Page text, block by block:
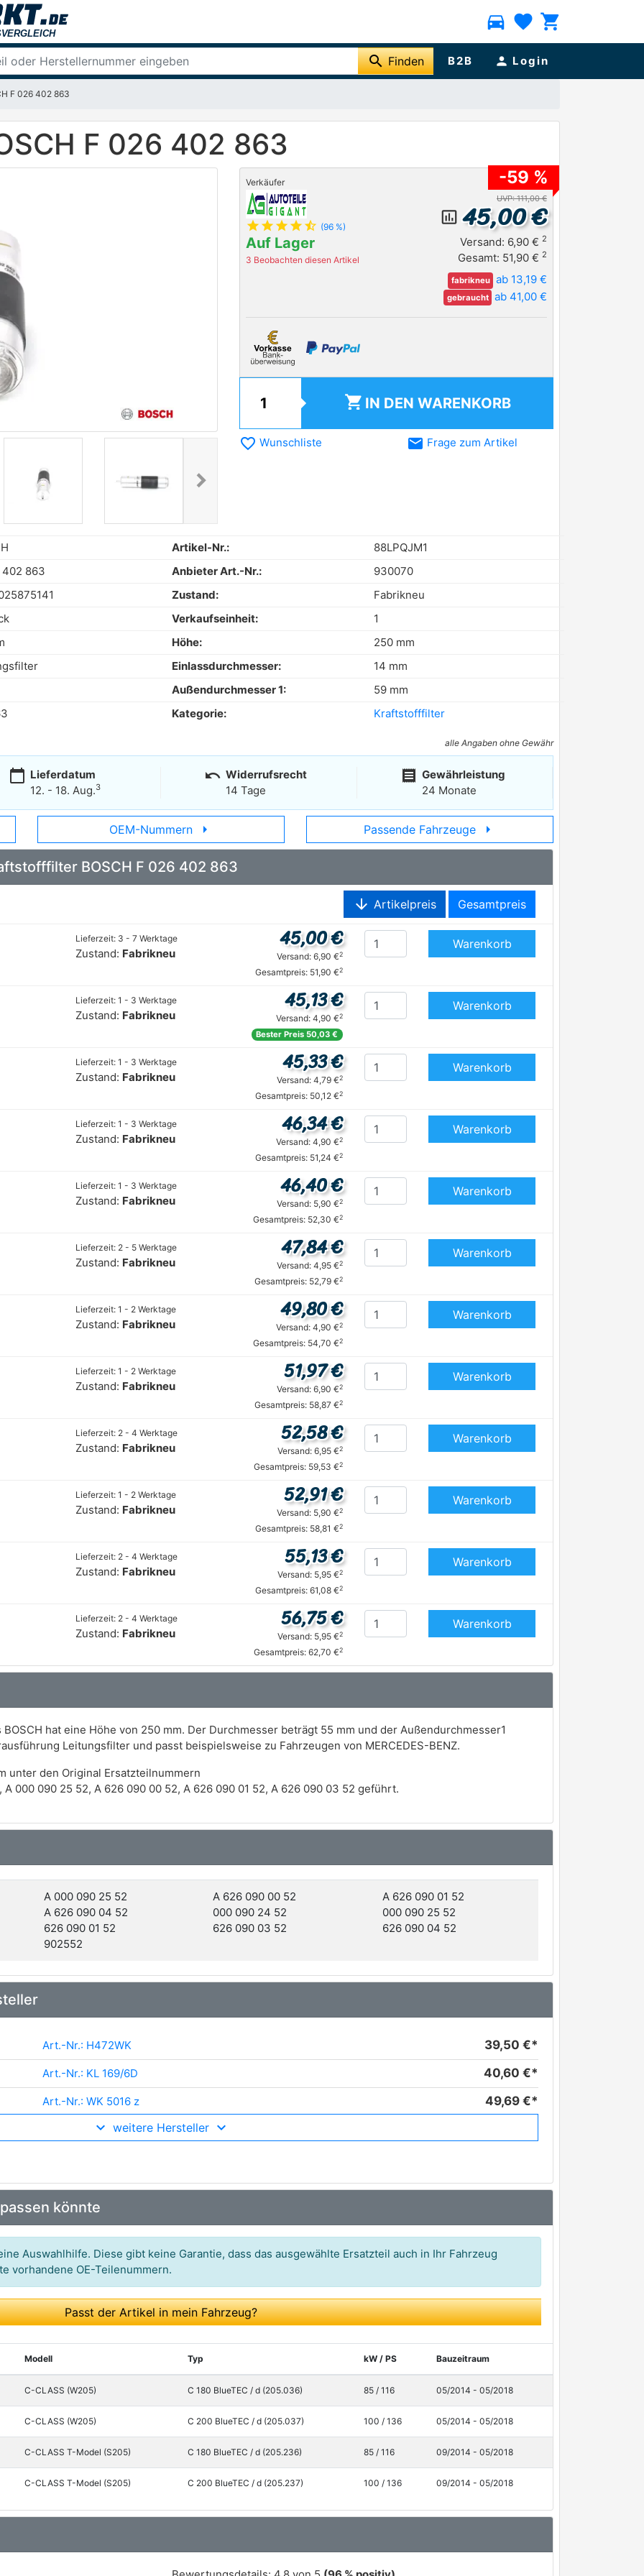
directions_car favorite shopping_cart
search Finden B2B person Login
F 026 402 863
F 026 402 863
chevron_right
Next
Verkäufer
star star star star star_half (96 %)
Auf Lager
3 Beobachten diesen Artikel
-59 %
UVP: 111,00 €
insert_chart_outlined 45,00 €
Versand: 6,90 € 2
Gesamt: 51,90 € 2
fabrikneu ab 13,19 €
gebraucht ab 41,00 €
shopping_cart IN DEN WARENKORB
favorite_border Wunschliste email Frage zum Artikel
Artikel-Nr.:
88LPQJM1
402 863 Anbieter Art.-Nr.:
930070
Zustand:
Fabrikneu
Verkaufseinheit:
1
Höhe:
250 mm
Einlassdurchmesser:
14 mm
Außendurchmesser 1:
59 mm
Kategorie: Kraftstofffilter
alle Angaben ohne Gewähr
calendar_today Lieferdatum
12. - 18. Aug.3
undo Widerrufsrecht
14 Tage
receipt Gewährleistung
24 Monate
OEM-Nummern arrow_right Passende Fahrzeuge arrow_right
BOSCH F 026 402 863
arrow_downward Artikelpreis Gesamtpreis
Lieferzeit: 3 - 7 Werktage
Zustand: Fabrikneu
45,00 €
Versand: 6,90 €2
Gesamtpreis: 51,90 €2
Warenkorb
Lieferzeit: 1 - 3 Werktage
Zustand: Fabrikneu
45,13 €
Versand: 4,90 €2
Bester Preis 50,03 €
Warenkorb
Lieferzeit: 1 - 3 Werktage
Zustand: Fabrikneu
45,33 €
Versand: 4,79 €2
Gesamtpreis: 50,12 €2
Warenkorb
Lieferzeit: 1 - 3 Werktage
Zustand: Fabrikneu
46,34 €
Versand: 4,90 €2
Gesamtpreis: 51,24 €2
Warenkorb
Lieferzeit: 1 - 3 Werktage
Zustand: Fabrikneu
46,40 €
Versand: 5,90 €2
Gesamtpreis: 52,30 €2
Warenkorb
Lieferzeit: 2 - 5 Werktage
Zustand: Fabrikneu
47,84 €
Versand: 4,95 €2
Gesamtpreis: 52,79 €2
Warenkorb
Lieferzeit: 1 - 2 Werktage
Zustand: Fabrikneu
49,80 €
Versand: 4,90 €2
Gesamtpreis: 54,70 €2
Warenkorb
Lieferzeit: 1 - 2 Werktage
Zustand: Fabrikneu
51,97 €
Versand: 6,90 €2
Gesamtpreis: 58,87 €2
Warenkorb
Lieferzeit: 2 - 4 Werktage
Zustand: Fabrikneu
52,58 €
Versand: 6,95 €2
Gesamtpreis: 59,53 €2
Warenkorb
Lieferzeit: 1 - 2 Werktage
Zustand: Fabrikneu
52,91 €
Versand: 5,90 €2
Gesamtpreis: 58,81 €2
Warenkorb
Lieferzeit: 2 - 4 Werktage
Zustand: Fabrikneu
55,13 €
Versand: 5,95 €2
Gesamtpreis: 61,08 €2
Warenkorb
Lieferzeit: 2 - 4 Werktage
Zustand: Fabrikneu
56,75 €
Versand: 5,95 €2
Gesamtpreis: 62,70 €2
Warenkorb
hat eine Höhe von 250 mm. Der Durchmesser beträgt 55 mm und der Außendurchmesser1
Leitungsfilter und passt beispielsweise zu Fahrzeugen von MERCEDES-BENZ.
unter den Original Ersatzteilnummern
000 090 25 52, A 626 090 00 52, A 626 090 01 52, A 626 090 03 52 geführt.
A 000 090 25 52 A 626 090 00 52
A 626 090 01 52
A 626 090 04 52 000 090 24 52
000 090 25 52
626 090 01 52 626 090 03 52
626 090 04 52
902552
Art.-Nr.: H472WK 39,50 €*
Art.-Nr.: KL 169/6D 40,60 €*
Art.-Nr.: WK 5016 z 49,69 €*
Art.-Nr.: KL1696Dweitere Hersteller
könnte
Auswahlhilfe. Diese gibt keine Garantie, dass das ausgewählte Ersatzteil auch in Ihr Fahrzeug
vorhandene OE-Teilenummern.
Passt der Artikel in mein Fahrzeug?
Modell Typ kW / PS Bauzeitraum
C-CLASS (W205) C 180 BlueTEC / d (205.036) 85 / 116 05/2014 - 05/2018
C-CLASS (W205) C 200 BlueTEC / d (205.037) 100 / 136 05/2014 - 05/2018
C-CLASS T-Model (S205) C 180 BlueTEC / d (205.236) 85 / 116 09/2014 - 05/2018
C-CLASS T-Model (S205) C 200 BlueTEC / d (205.237) 100 / 136 09/2014 - 05/2018